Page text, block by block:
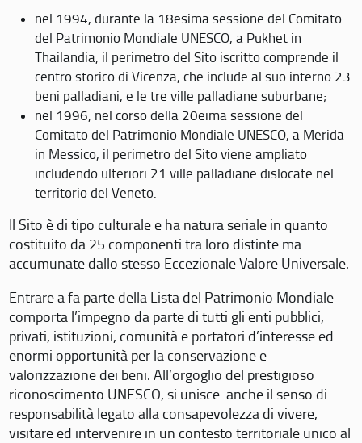
nel 1994, durante la 18esima sessione del Comitato
del Patrimonio Mondiale UNESCO, a Pukhet in
Thailandia, il perimetro del Sito iscritto comprende il
centro storico di Vicenza, che include al suo interno 23
beni palladiani, e le tre ville palladiane suburbane;
nel 1996, nel corso della 20eima sessione del
Comitato del Patrimonio Mondiale UNESCO, a Merida
in Messico, il perimetro del Sito viene ampliato
includendo ulteriori 21 ville palladiane dislocate nel
territorio del Veneto.
Il Sito è di tipo culturale e ha natura seriale in quanto
costituito da 25 componenti tra loro distinte ma
accumunate dallo stesso Eccezionale Valore Universale.
Entrare a fa parte della Lista del Patrimonio Mondiale
comporta l’impegno da parte di tutti gli enti pubblici,
privati, istituzioni, comunità e portatori d’interesse ed
enormi opportunità per la conservazione e
valorizzazione dei beni. All’orgoglio del prestigioso
riconoscimento UNESCO, si unisce anche il senso di
responsabilità legato alla consapevolezza di vivere,
visitare ed intervenire in un contesto territoriale unico al